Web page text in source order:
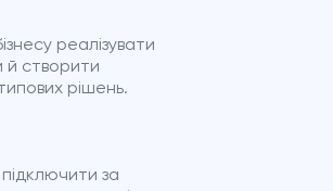
реалізувати
й створити
рішень.
за